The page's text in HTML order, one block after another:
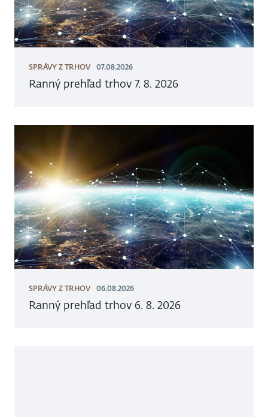
SPRÁVY Z TRHOV 07.08.2026
Ranný prehľad trhov 7. 8. 2026
SPRÁVY Z TRHOV 06.08.2026
Ranný prehľad trhov 6. 8. 2026